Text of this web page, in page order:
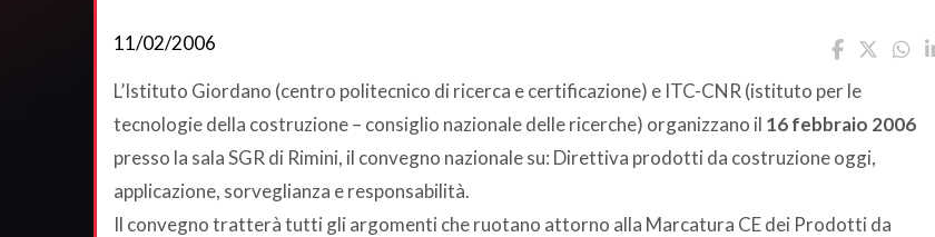
11/02/2006
L’Istituto Giordano (centro politecnico di ricerca e certificazione) e ITC-CNR (istituto per le
tecnologie della costruzione – consiglio nazionale delle ricerche) organizzano il 16 febbraio 2006
presso la sala SGR di Rimini, il convegno nazionale su: Direttiva prodotti da costruzione oggi,
applicazione, sorveglianza e responsabilità.
Il convegno tratterà tutti gli argomenti che ruotano attorno alla Marcatura CE dei Prodotti da